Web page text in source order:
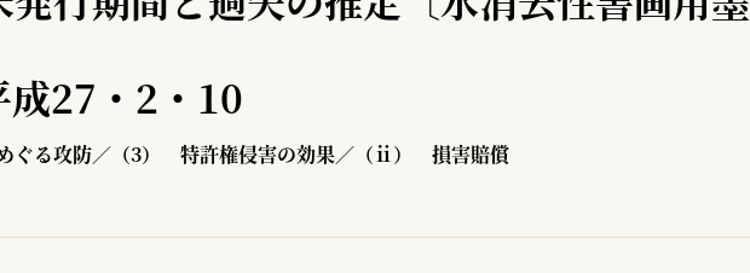
成27・2・10
ぐる攻防／（3） 特許権侵害の効果／（ⅱ） 損害賠償